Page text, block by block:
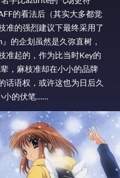
的看法后（其实大多都觉
准的强烈建议下最终采用了
的企划虽然是久弥直树，
准起的，作为比当时Key的
，麻枝准却在小小的品牌
话语权，或许这也为日后久
小的伏笔……